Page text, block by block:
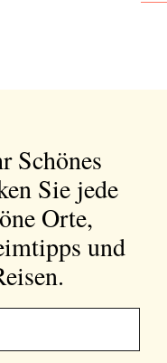
Schönes
Sie jede
Orte,
und
meiner
zu